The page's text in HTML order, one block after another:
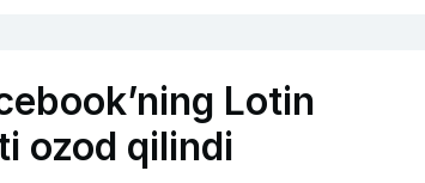
Lotin
ozod qilindi